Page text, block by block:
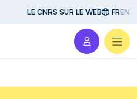
LE CNRS SUR LE WEB FREN